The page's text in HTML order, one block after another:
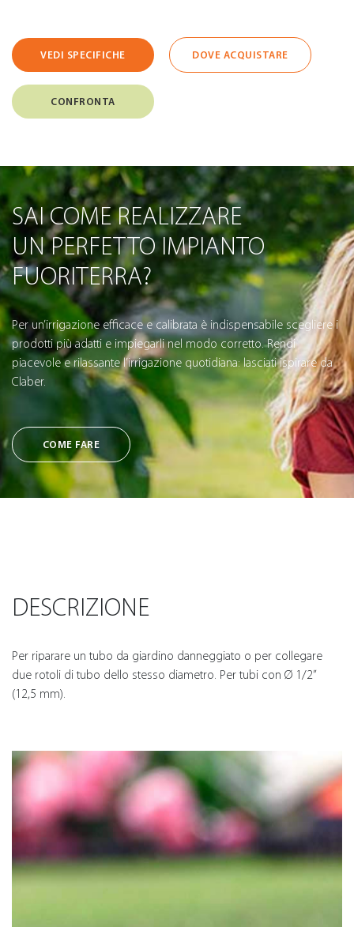
VEDI SPECIFICHE DOVE ACQUISTARE
CONFRONTA
SAI COME REALIZZARE
UN PERFETTO IMPIANTO
FUORITERRA?
Per un’irrigazione efficace e calibrata è indispensabile scegliere i
prodotti più adatti e impiegarli nel modo corretto. Rendi
piacevole e rilassante l’irrigazione quotidiana: lasciati ispirare da
Claber.
COME FARE
DESCRIZIONE
Per riparare un tubo da giardino danneggiato o per collegare
due rotoli di tubo dello stesso diametro. Per tubi con Ø 1/2”
(12,5 mm).